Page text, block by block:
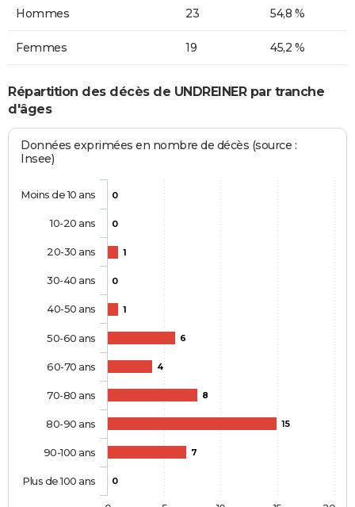
Hommes 23 54,8 %
Femmes 19 45,2 %
Répartition des décès de UNDREINER par tranche
d'âges
Données exprimées en nombre de décès (source :
Insee)
0
0
1
0
1
6
4
8
15
7
0
Moins de 10 ans
10-20 ans
20-30 ans
30-40 ans
40-50 ans
50-60 ans
60-70 ans
70-80 ans
80-90 ans
90-100 ans
Plus de 100 ans